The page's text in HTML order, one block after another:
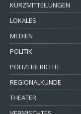
KURZMITTEILUNGEN
LOKALES
MEDIEN
POLITIK
POLIZEIBERICHTE
REGIONALKUNDE
THEATER